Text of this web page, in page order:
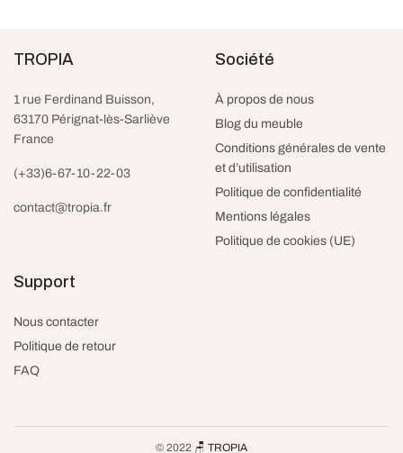
Duo de Fauteuils
blanc – Simon
169.99€ taxes et livraison incluses
Ajouter au panier
TROPIA
1 rue Ferdinand Buisson,
63170 Pérignat-lès-Sarliève
France
(+33)6-67-10-22-03
contact@tropia.fr
Société
À propos de nous
Blog du meuble
Conditions générales de vente
et d’utilisation
Politique de confidentialité
Mentions légales
Politique de cookies (UE)
Support
Nous contacter
Politique de retour
FAQ
© 2022 🪑 TROPIA